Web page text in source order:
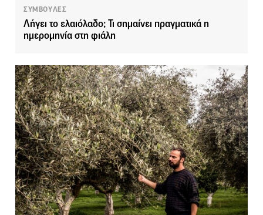
ΣΥΜΒΟΥΛΕΣ
Λήγει το ελαιόλαδο; Τι σημαίνει πραγματικά η
ημερομηνία στη φιάλη